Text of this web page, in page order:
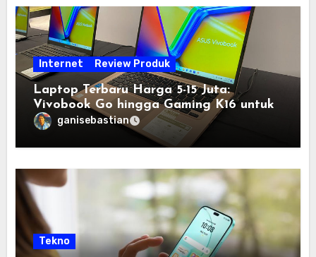
Internet Review Produk
Laptop Terbaru Harga 5-15 Juta:
Vivobook Go hingga Gaming K16 untuk
Semua Budget
ganisebastian
Tekno